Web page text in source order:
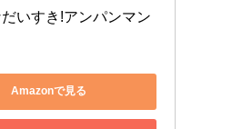
だいすき!アンパンマン
Amazonで見る